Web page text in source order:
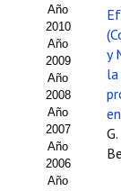
Buscador de
JORNADAS
Presentación
Comunicaciones
Jornadas PAM
Año
2010
Año
2009
Año
2008
Año
2007
Año
2006
Año
y
la